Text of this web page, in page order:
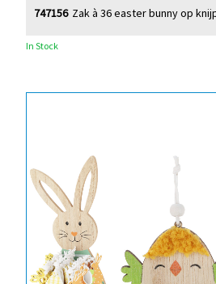
Zak à 36 easter bunny op
747156
In Stock